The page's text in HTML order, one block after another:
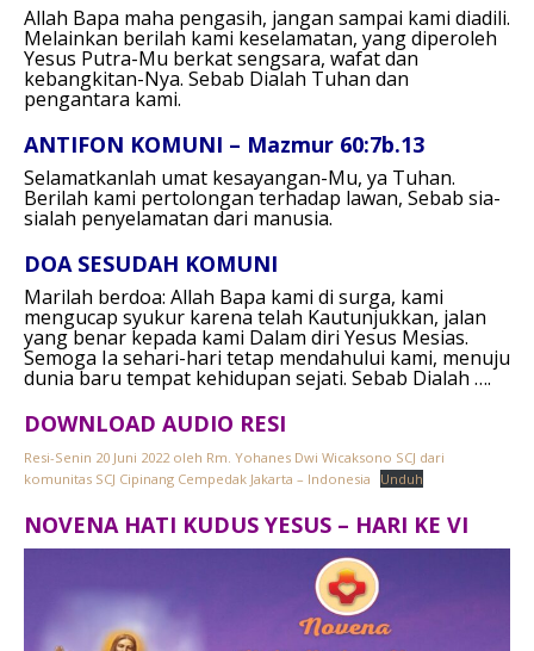
Allah Bapa maha pengasih, jangan sampai kami diadili.
Melainkan berilah kami keselamatan, yang diperoleh
Yesus Putra-Mu berkat sengsara, wafat dan
kebangkitan-Nya. Sebab Dialah Tuhan dan
pengantara kami.
ANTIFON KOMUNI – Mazmur 60:7b.13
Selamatkanlah umat kesayangan-Mu, ya Tuhan.
Berilah kami pertolongan terhadap lawan, Sebab sia-
sialah penyelamatan dari manusia.
DOA SESUDAH KOMUNI
Marilah berdoa: Allah Bapa kami di surga, kami
mengucap syukur karena telah Kautunjukkan, jalan
yang benar kepada kami Dalam diri Yesus Mesias.
Semoga Ia sehari-hari tetap mendahului kami, menuju
dunia baru tempat kehidupan sejati. Sebab Dialah ….
DOWNLOAD AUDIO RESI
Resi-Senin 20 Juni 2022 oleh Rm. Yohanes Dwi Wicaksono SCJ dari
komunitas SCJ Cipinang Cempedak Jakarta – Indonesia
Unduh
NOVENA HATI KUDUS YESUS – HARI KE VI